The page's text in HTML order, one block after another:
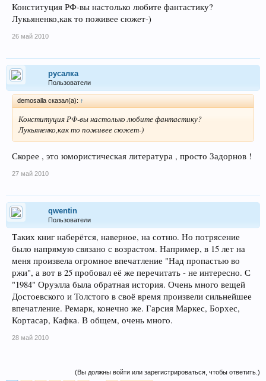
Конституция РФ-вы настолько любите фантастику?
Лукьяненко,как то поживее сюжет-)
26 май 2010
русалка
Пользователи
demosalla сказал(а): ↑
Конституция РФ-вы настолько любите фантастику?
Лукьяненко,как то поживее сюжет-)
Скорее , это юмористическая литература , просто Задорнов !
27 май 2010
qwentin
Пользователи
Таких книг наберётся, наверное, на сотню. Но потрясение
было напрямую связано с возрастом. Например, в 15 лет на
меня произвела огромное впечатление "Над пропастью во
ржи", а вот в 25 пробовал её же перечитать - не интересно. С
"1984" Оруэлла была обратная история. Очень много вещей
Достоевского и Толстого в своё время произвели сильнейшее
впечатление. Ремарк, конечно же. Гарсия Маркес, Борхес,
Кортасар, Кафка. В общем, очень много.
28 май 2010
(Вы должны войти или зарегистрироваться, чтобы ответить.)